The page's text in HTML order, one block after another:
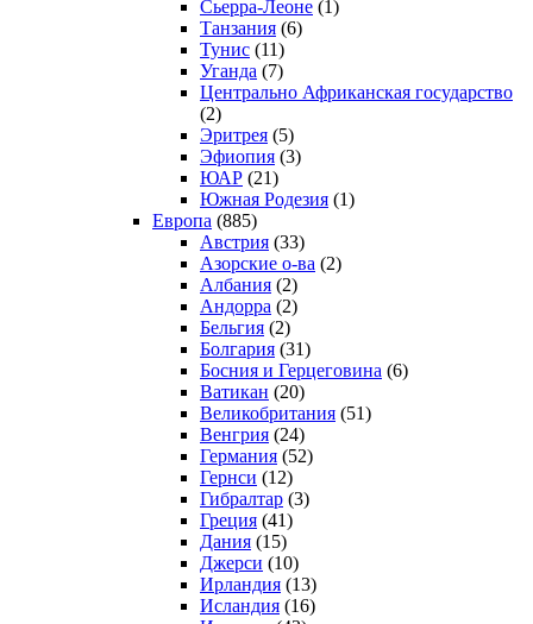
Сьерра-Леоне (1)
Танзания (6)
Тунис (11)
Уганда (7)
Центрально Африканская государство
(2)
Эритрея (5)
Эфиопия (3)
ЮАР (21)
Южная Родезия (1)
Европа (885)
Австрия (33)
Азорские о-ва (2)
Албания (2)
Андорра (2)
Бельгия (2)
Болгария (31)
Босния и Герцеговина (6)
Ватикан (20)
Великобритания (51)
Венгрия (24)
Германия (52)
Гернси (12)
Гибралтар (3)
Греция (41)
Дания (15)
Джерси (10)
Ирландия (13)
Исландия (16)